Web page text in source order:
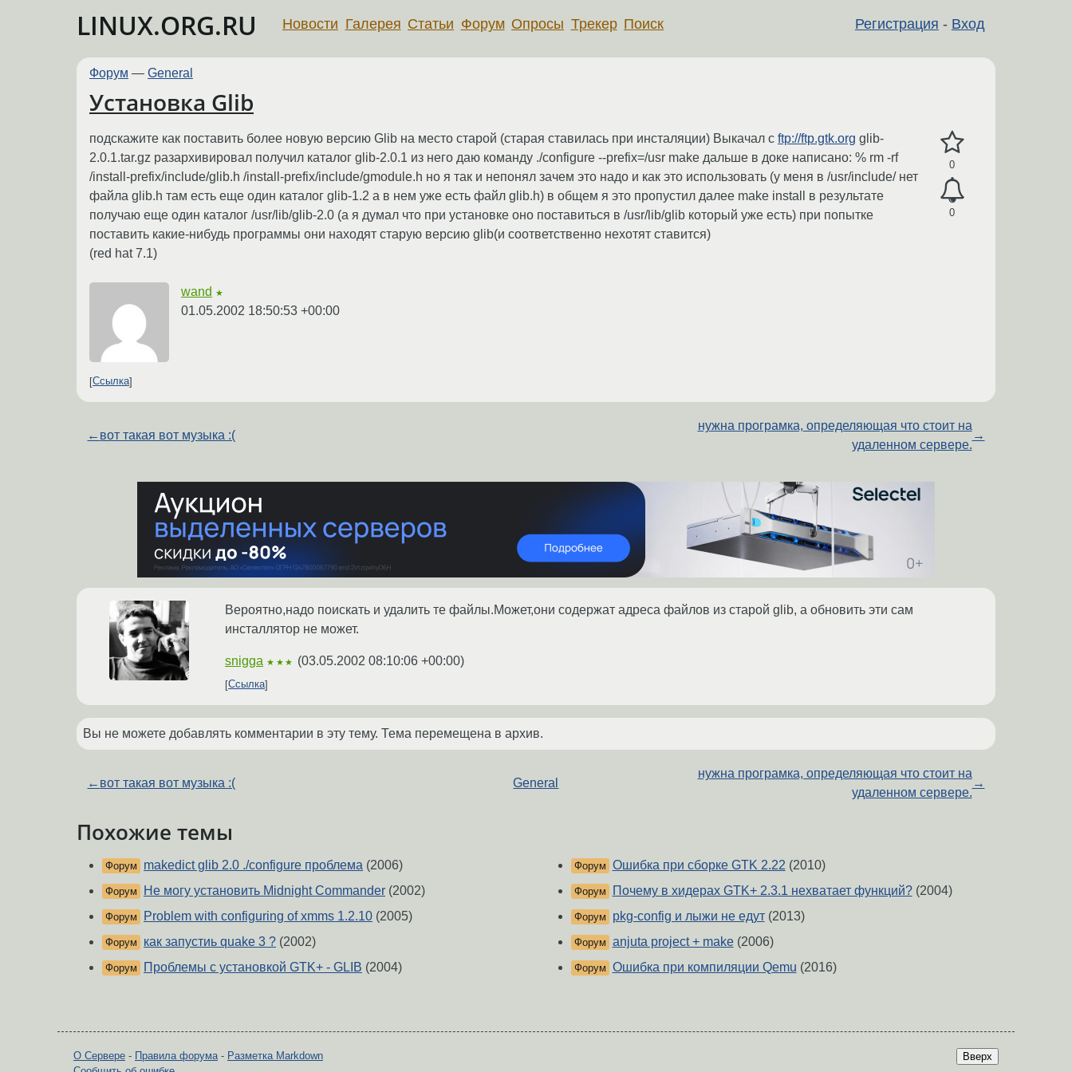
LINUX.ORG.RU Регистрация - Вход
Новости Галерея Статьи Форум Опросы Трекер Поиск
Форум — General
Установка Glib
0
0
подскажите как поставить более новую версию Glib на место старой (старая ставилась при инсталяции) Выкачал c ftp://ftp.gtk.org glib-
2.0.1.tar.gz разархивировал получил каталог glib-2.0.1 из него даю команду ./configure --prefix=/usr make дальше в доке написано: % rm -rf
/install-prefix/include/glib.h /install-prefix/include/gmodule.h но я так и непонял зачем это надо и как это использовать (у меня в /usr/include/ нет
файла glib.h там есть еще один каталог glib-1.2 а в нем уже есть файл glib.h) в общем я это пропустил далее make install в результате
получаю еще один каталог /usr/lib/glib-2.0 (а я думал что при установке оно поставиться в /usr/lib/glib который уже есть) при попытке
поставить какие-нибудь программы они находят старую версию glib(и соответственно нехотят ставится)
(red hat 7.1)
wand ★
01.05.2002 18:50:53 +00:00
Ссылка
← вот такая вот музыка :(
нужна програмка, определяющая что стоит на
удаленном сервере.
→
Вероятно,надо поискать и удалить те файлы.Может,они содержат адреса файлов из старой glib, а обновить эти сам
инсталлятор не может.
snigga ★★★ (03.05.2002 08:10:06 +00:00)
Ссылка
Вы не можете добавлять комментарии в эту тему. Тема перемещена в архив.
← вот такая вот музыка :( General
нужна програмка, определяющая что стоит на
удаленном сервере.
→
Похожие темы
Форум makedict glib 2.0 ./configure проблема (2006)
Форум Не могу установить Midnight Commander (2002)
Форум Problem with configuring of xmms 1.2.10 (2005)
Форум как запустиь quake 3 ? (2002)
Форум Проблемы с установкой GTK+ - GLIB (2004)
Форум Ошибка при сборке GTK 2.22 (2010)
Форум Почему в хидерах GTK+ 2.3.1 нехватает функций?(2004)
Форум pkg-config и лыжи не едут(2013)
Форум anjuta project + make(2006)
Форум Ошибка при компиляции Qemu (2016)
Вверх
О Сервере - Правила форума- Разметка Markdown